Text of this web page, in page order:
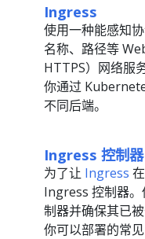
Ingress
使用一种能感知
名称、路径等
HTTPS）网络服
你通过
不同后端。
Ingress 控制器
为了让 Ingress
Ingress 控制器
制器并确保其已
你可以部署的常